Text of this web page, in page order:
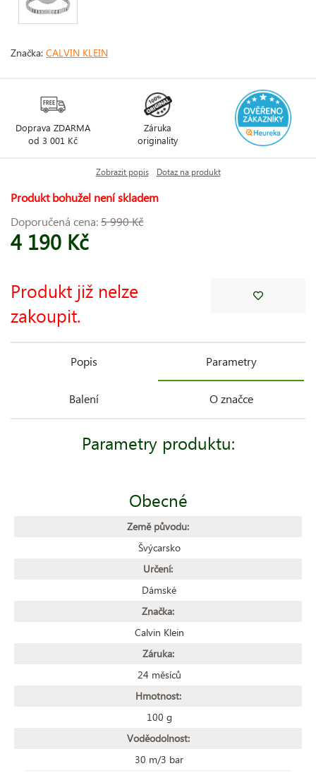
Značka: CALVIN KLEIN
Doprava ZDARMA
od 3 001 Kč
Záruka
originality
Zobrazit popis Dotaz na produkt
Produkt bohužel není skladem
Doporučená cena:5 990 Kč
4 190 Kč
Produkt již nelze
zakoupit.
Popis Parametry
Balení O značce
Parametry produktu:
Obecné
Země původu:
Švýcarsko
Určení:
Dámské
Značka:
Calvin Klein
Záruka:
24 měsíců
Hmotnost:
100 g
Voděodolnost:
30 m/3 bar